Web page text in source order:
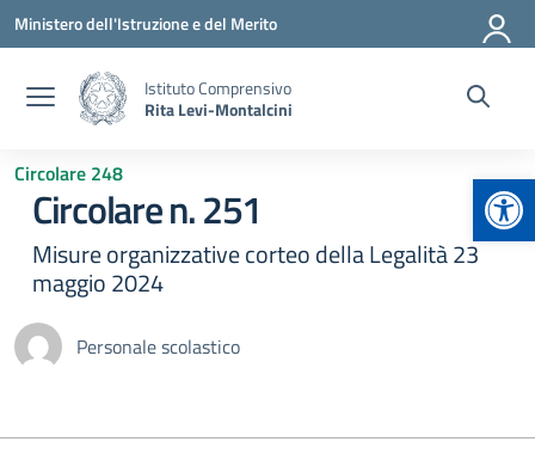
Vai ai contenuti
Vai al menu di navigazione
Vai al footer
Ministero dell'Istruzione e del Merito
Istituto Comprensivo
Rita Levi-Montalcini
Circolare 248
Circolare n. 251
Misure organizzative corteo della Legalità 23
maggio 2024
Personale scolastico